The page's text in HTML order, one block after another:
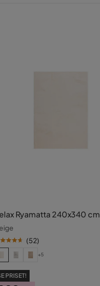
Ryamatta 240x340 cm
(52)
+5
PRISET!